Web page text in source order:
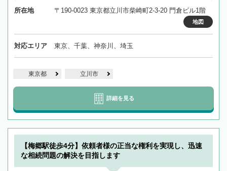
所在地 〒190-0023 東京都立川市柴崎町2-3-20 門倉ビル1階
地図
対応エリア 東京、千葉、神奈川、埼玉
東京都 立川市
詳細を見る
【梅郷駅徒歩4分】依頼者様の正当な権利を実現し、迅速
な相続問題の解決を目指します